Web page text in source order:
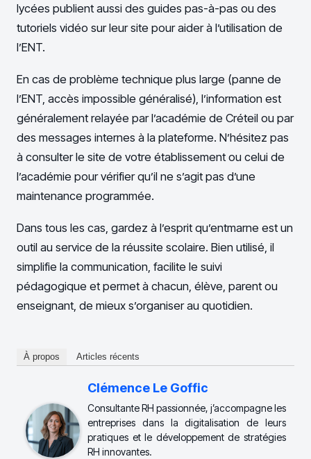
lycées publient aussi des guides pas-à-pas ou des
tutoriels vidéo sur leur site pour aider à l’utilisation de
l’ENT.
En cas de problème technique plus large (panne de
l’ENT, accès impossible généralisé), l’information est
généralement relayée par l’académie de Créteil ou par
des messages internes à la plateforme. N’hésitez pas
à consulter le site de votre établissement ou celui de
l’académie pour vérifier qu’il ne s’agit pas d’une
maintenance programmée.
Dans tous les cas, gardez à l’esprit qu’entmarne est un
outil au service de la réussite scolaire. Bien utilisé, il
simplifie la communication, facilite le suivi
pédagogique et permet à chacun, élève, parent ou
enseignant, de mieux s’organiser au quotidien.
À propos Articles récents
Clémence Le Goffic
Consultante RH passionnée, j’accompagne les
entreprises dans la digitalisation de leurs
pratiques et le développement de stratégies
RH innovantes.